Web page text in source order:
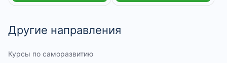
Другие направления
Курсы по саморазвитию